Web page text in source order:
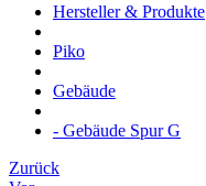
Hersteller & Produkte
Piko
Gebäude
- Gebäude Spur G
Zurück